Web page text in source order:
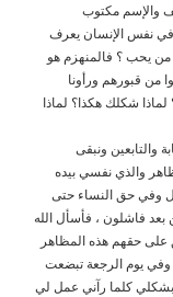
واﻹسم مكتوب
في نفس اﻹنسان يعرف
يحب ؟ فالمنهزم هو
من قبورهم ورأونا
شكلك هكذا؟ لماذا
والتابعين ونبقى
والذي نفسي بيده
وفي حق النساء حتى
فاشلون ، فأسأل الله
على حقهم هذه المظاهر
وفي يوم الرجعة تبضعت
كلما رآني عمل لي